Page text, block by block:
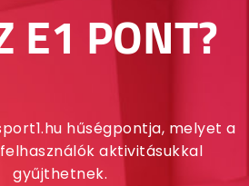
E1 PONT?
hűségpontja, melyet a
aktivitásukkal
gyűjthetnek.